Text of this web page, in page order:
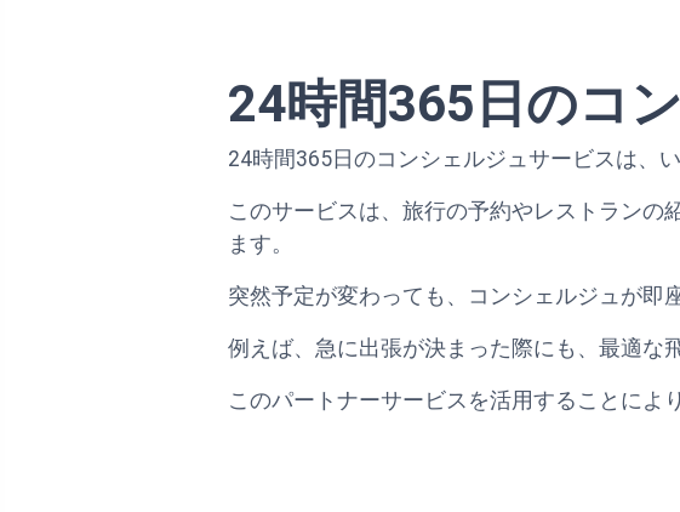
24時間365日のコ
24時間365日のコンシェルジュサービスは、
このサービスは、旅行の予約やレストランの
ます。
突然予定が変わっても、コンシェルジュが即
例えば、急に出張が決まった際にも、最適な
このパートナーサービスを活用することによ